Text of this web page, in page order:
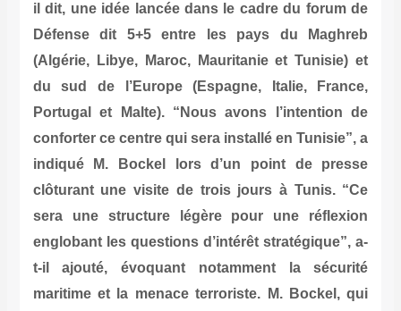
il dit, une idée lancée dans le cadre du forum de
Défense dit 5+5 entre les pays du Maghreb
(Algérie, Libye, Maroc, Mauritanie et Tunisie) et
du sud de l’Europe (Espagne, Italie, France,
Portugal et Malte). “Nous avons l’intention de
conforter ce centre qui sera installé en Tunisie”, a
indiqué M. Bockel lors d’un point de presse
clôturant une visite de trois jours à Tunis. “Ce
sera une structure légère pour une réflexion
englobant les questions d’intérêt stratégique”, a-
t-il ajouté, évoquant notamment la sécurité
maritime et la menace terroriste. M. Bockel, qui